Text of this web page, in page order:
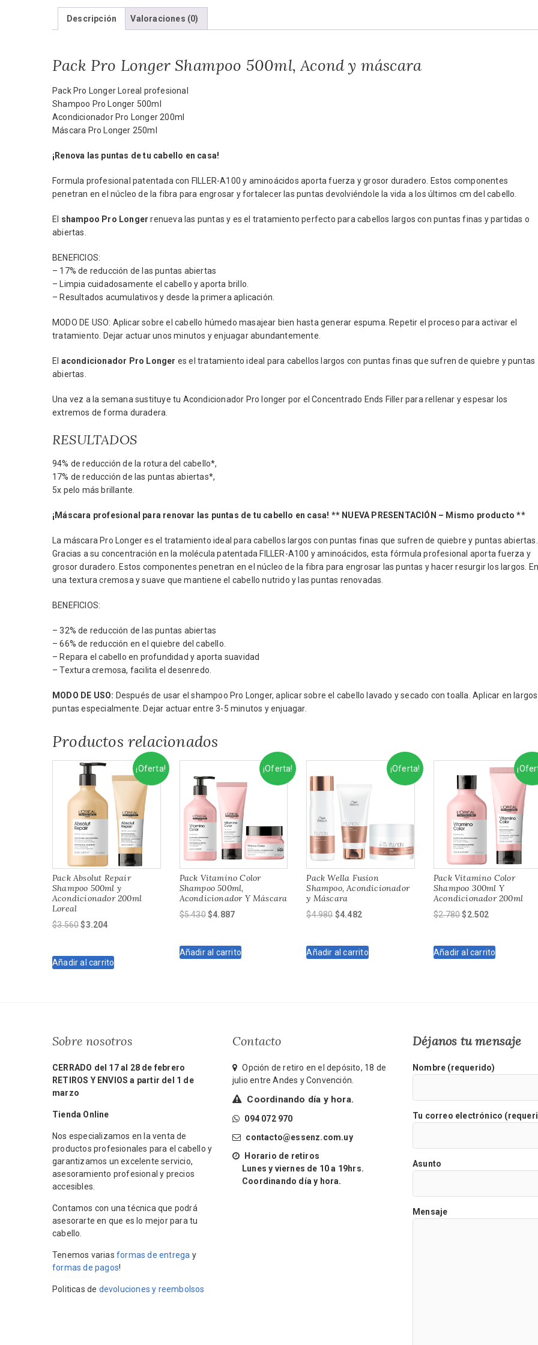
Descripción Valoraciones (0)
Pack Pro Longer Shampoo 500ml, Acond y máscara
Pack Pro Longer Loreal profesional
Shampoo Pro Longer 500ml
Acondicionador Pro Longer 200ml
Máscara Pro Longer 250ml
¡Renova las puntas de tu cabello en casa!
Formula profesional patentada con FILLER-A100 y aminoácidos aporta fuerza y grosor duradero. Estos componentes
penetran en el núcleo de la fibra para engrosar y fortalecer las puntas devolviéndole la vida a los últimos cm del cabello.
El shampoo Pro Longer renueva las puntas y es el tratamiento perfecto para cabellos largos con puntas finas y partidas o
abiertas.
BENEFICIOS:
– 17% de reducción de las puntas abiertas
– Limpia cuidadosamente el cabello y aporta brillo.
– Resultados acumulativos y desde la primera aplicación.
MODO DE USO: Aplicar sobre el cabello húmedo masajear bien hasta generar espuma. Repetir el proceso para activar el
tratamiento. Dejar actuar unos minutos y enjuagar abundantemente.
El acondicionador Pro Longer es el tratamiento ideal para cabellos largos con puntas finas que sufren de quiebre y puntas
abiertas.
Una vez a la semana sustituye tu Acondicionador Pro longer por el Concentrado Ends Filler para rellenar y espesar los
extremos de forma duradera.
RESULTADOS
94% de reducción de la rotura del cabello*,
17% de reducción de las puntas abiertas*,
5x pelo más brillante.
¡Máscara profesional para renovar las puntas de tu cabello en casa! ** NUEVA PRESENTACIÓN – Mismo producto **
La máscara Pro Longer es el tratamiento ideal para cabellos largos con puntas finas que sufren de quiebre y puntas abiertas.
Gracias a su concentración en la molécula patentada FILLER-A100 y aminoácidos, esta fórmula profesional aporta fuerza y
grosor duradero. Estos componentes penetran en el núcleo de la fibra para engrosar las puntas y hacer resurgir los largos. En
una textura cremosa y suave que mantiene el cabello nutrido y las puntas renovadas.
BENEFICIOS:
– 32% de reducción de las puntas abiertas
– 66% de reducción en el quiebre del cabello.
– Repara el cabello en profundidad y aporta suavidad
– Textura cremosa, facilita el desenredo.
MODO DE USO: Después de usar el shampoo Pro Longer, aplicar sobre el cabello lavado y secado con toalla. Aplicar en
puntas especialmente. Dejar actuar entre 3-5 minutos y enjuagar.
Productos relacionados
¡Oferta!
Pack Absolut Repair
Shampoo 500ml y
Acondicionador 200ml
Loreal
$3.560El
era:
$3.204El
es:
Añadir al carrito
¡Oferta!
Pack Vitamino Color
Shampoo 500ml,
Acondicionador Y Máscara
$5.430El
era:
$4.887El
es:
Añadir al carrito
¡Oferta!
Pack Wella Fusion
Shampoo, Acondicionador
y Máscara
$4.980 El
era:
$4.482El
es:
Añadir al carrito
Pack Vitamino Color
Shampoo 300ml Y
Acondicionador 200ml
$2.780El
era:
$2.502
es:
Añadir al carrito
Sobre nosotros
CERRADO del 17 al 28 de febrero
RETIROS Y ENVIOS a partir del 1 de
marzo
Tienda Online
Nos especializamos en la venta de
productos profesionales para el cabello y
garantizamos un excelente servicio,
asesoramiento profesional y precios
accesibles.
Contamos con una técnica que podrá
asesorarte en que es lo mejor para tu
cabello.
Tenemos varias formas de entrega y
formas de pagos!
Politicas de devoluciones y reembolsos
Contacto
Opción de retiro en el depósito, 18 de
julio entre Andes y Convención.
Coordinando día y hora.
094 072 970
contacto@essenz.com.uy
Horario de retiros
Lunes y viernes de 10 a 19hrs.
Coordinando día y hora.
Déjanos tu mensaje
Nombre (requerido)
Tu correo electrónico
Asunto
Mensaje